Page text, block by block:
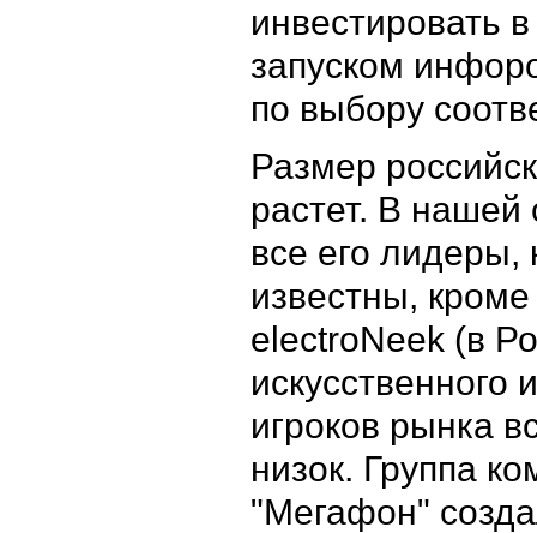
инвестировать
запуском
по выбору
Размер
растет. В нашей
все его лидеры,
известны,
electroNeek (в
игроков рынка
низок. Группа
"Мегафон"